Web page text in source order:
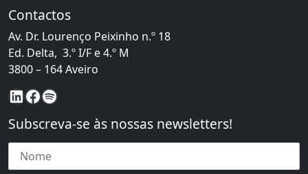
Contactos
Av. Dr. Lourenço Peixinho n.º 18
Ed. Delta, 3.º I/F e 4.º M
3800 – 164 Aveiro
LinkedIn
Facebook
Spotify
Subscreva-se às nossas newsletters!